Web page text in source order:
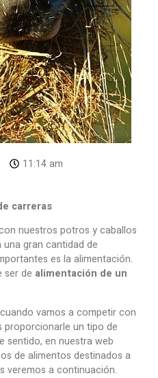
11:14 am
carreras
nuestros potros y caballos
gran cantidad de
es la alimentación.
ser de alimentación de un
vamos a competir con
un tipo de
sentido, en nuestra web
de alimentos destinados a
veremos a continuación.